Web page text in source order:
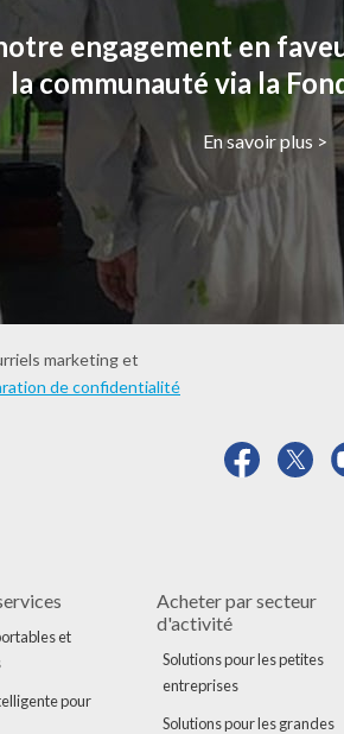
engagement en
la communauté via la
En savoir plus >
marketing et
de confidentialité
et
pour
Acheter par secteur
d'activité
Solutions pour les petites
entreprises
Solutions pour les grandes